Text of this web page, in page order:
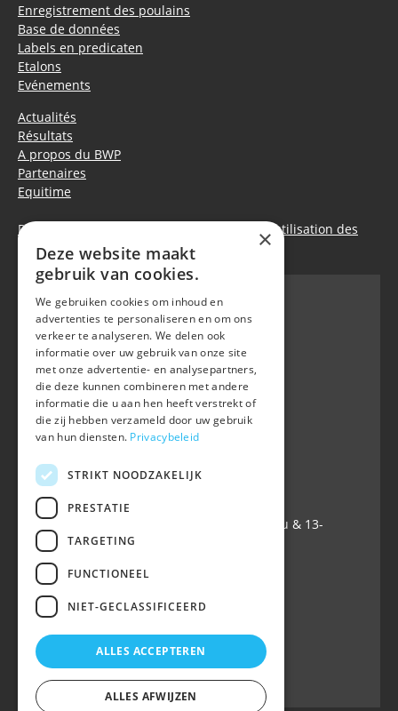
Enregistrement des poulains
Base de données
Labels en predicaten
Etalons
Evénements
Actualités
Résultats
A propos du BWP
Partenaires
Equitime
Déclaration de confidentialité
Politique d’utilisation des
cookies
BWP
Waversebaan 99
B-3050 OUD-HEVERLEE
+32 (0) 16 47 99 80
+32 (0) 16 47 99 85
info@belgian-warmblood.com
TVA BE 0410.346.424
IBAN BE40 7364 0368 4863
Ouvert tous les jours ouvrables: 9u-12u & 13-
16u
Suivez-nous sur
×
Deze website maakt
gebruik van cookies.
We gebruiken cookies om inhoud en
advertenties te personaliseren en om ons
verkeer te analyseren. We delen ook
informatie over uw gebruik van onze site
met onze advertentie- en analysepartners,
die deze kunnen combineren met andere
informatie die u aan hen heeft verstrekt of
die zij hebben verzameld door uw gebruik
van hun diensten. Privacybeleid
STRIKT NOODZAKELIJK
PRESTATIE
TARGETING
FUNCTIONEEL
NIET-GECLASSIFICEERD
ALLES ACCEPTEREN
ALLES AFWIJZEN